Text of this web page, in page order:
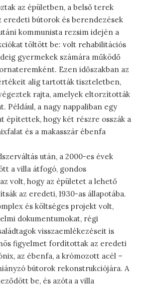
az épületben, a belső terek
eredeti bútorok és berendezések
kommunista rezsim idején a
töltött be: volt rehabilitációs
gyermekek számára működő
Ezen időszakban az
alig tartották tiszteletben,
rajta, amelyek eltorzították
Például, a nagy nappaliban egy
építettek, hogy két részre osszák a
és a makasszár ébenfa
után, a 2000-es évek
a villa átfogó, gondos
volt, hogy az épületet a lehető
az eredeti, 1930-as állapotába.
és költséges projekt volt,
dokumentumokat, régi
visszaemlékezéseit is
figyelmet fordítottak az eredeti
az ébenfa, a krómozott acél –
bútorok rekonstrukciójára. A
be, és azóta a villa